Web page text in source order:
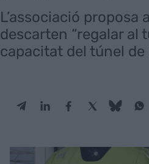
L’associació proposa
descarten “regalar al
capacitat del túnel de